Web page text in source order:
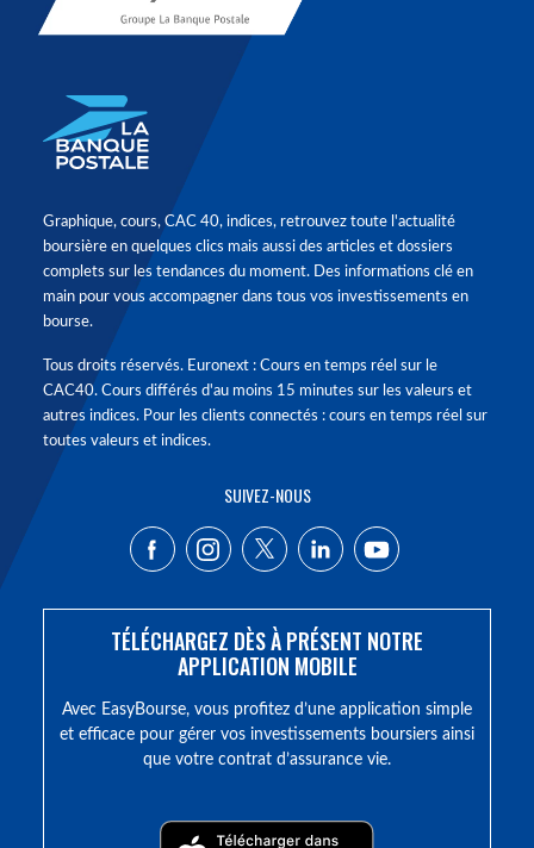
Graphique, cours, CAC 40, indices, retrouvez toute l'actualité
boursière en quelques clics mais aussi des articles et dossiers
complets sur les tendances du moment. Des informations clé en
main pour vous accompagner dans tous vos investissements en
bourse.
Tous droits réservés. Euronext : Cours en temps réel sur le
CAC40. Cours différés d'au moins 15 minutes sur les valeurs et
autres indices. Pour les clients connectés : cours en temps réel sur
toutes valeurs et indices.
SUIVEZ-NOUS
TÉLÉCHARGEZ DÈS À PRÉSENT NOTRE
APPLICATION MOBILE
Avec EasyBourse, vous profitez d’une application simple
et efficace pour gérer vos investissements boursiers ainsi
que votre contrat d’assurance vie.